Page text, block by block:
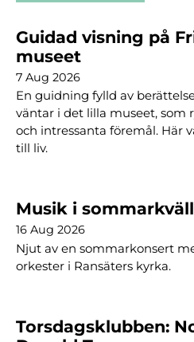
Guidad visning på
museet
7 Aug 2026
En guidning fylld av
väntar i det lilla museet, som
och intressanta föremål. Här
till liv.
Musik i sommarkväll
16 Aug 2026
Njut av en sommarkonsert
orkester i Ransäters kyrka.
Torsdagsklubben: